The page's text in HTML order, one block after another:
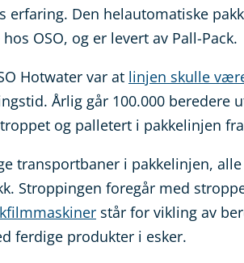
erfaring. Den helautomatiske
OSO, og er levert av Pall-Pack.
Hotwater var at linjen skulle
Årlig går 100.000 beredere
og palletert i pakkelinjen
transportbaner i pakkelinjen,
Stroppingen foregår med
står for vikling av
ferdige produkter i esker.